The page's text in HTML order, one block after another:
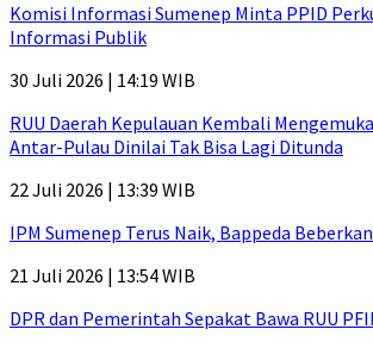
Komisi Informasi Sumenep Minta PPID
Informasi Publik
30 Juli 2026 | 14:19 WIB
RUU Daerah Kepulauan Kembali
Antar-Pulau Dinilai Tak Bisa Lagi Ditunda
22 Juli 2026 | 13:39 WIB
IPM Sumenep Terus Naik, Bappeda
21 Juli 2026 | 13:54 WIB
DPR dan Pemerintah Sepakat Bawa RUU